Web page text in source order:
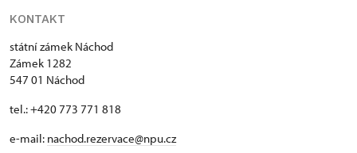
KONTAKT
státní zámek Náchod
Zámek 1282
547 01 Náchod
tel.: +420 773 771 818
e-mail: nachod.rezervace@npu.cz